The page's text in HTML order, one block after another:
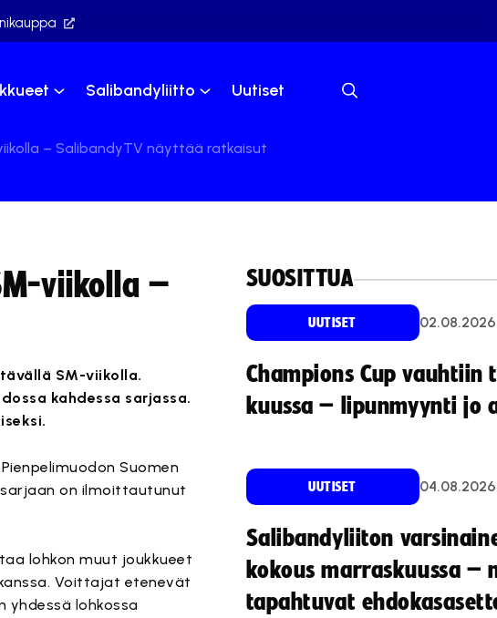
Salibandyliitto Uutiset
– SalibandyTV näyttää ratkaisut
viikolla –
SM-viikolla.
kahdessa sarjassa.
Suomen
on ilmoittautunut
lohkon muut joukkueet
Voittajat etenevät
yhdessä lohkossa
SUOSITTUA
UUTISET 02.08.2026
Champions Cup vauhtiin
kuussa – lipunmyynti jo
UUTISET 04.08.2026
Salibandyliiton
kokous marraskuussa –
tapahtuvat